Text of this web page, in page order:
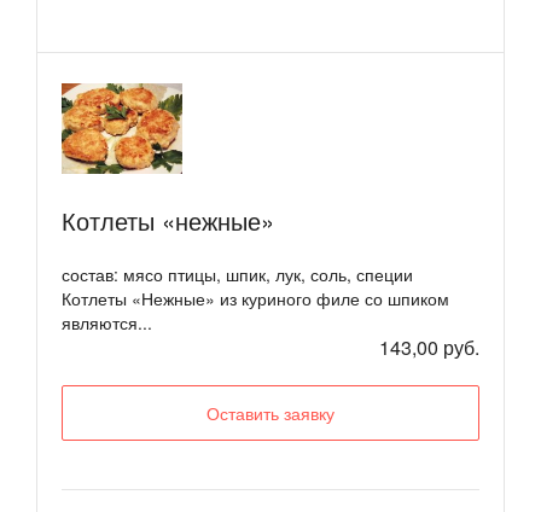
Котлеты «нежные»
состав: мясо птицы, шпик, лук, соль, специи
Котлеты «Нежные» из куриного филе со шпиком
являются...
143,00 руб.
Оставить заявку